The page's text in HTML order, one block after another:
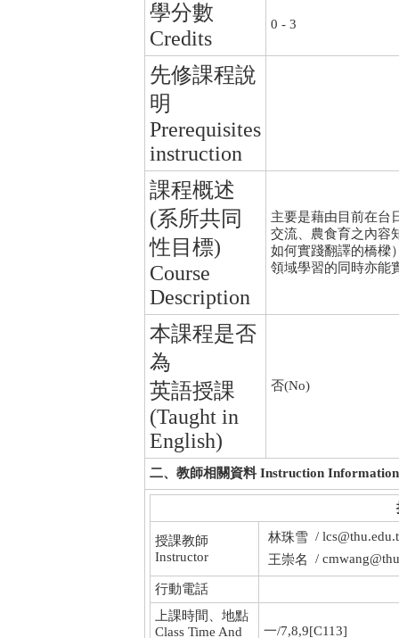
學分數
Credits
0 - 3
先修課程說
明
Prerequisites
instruction
課程概述
(系所共同
性目標)
Course
Description
主要是藉由目前在台
交流、農食育之內容
如何實踐翻譯的橋樑
領域學習的同時亦能
本課程是否
為
英語授課
(Taught in
English)
否(No)
二、教師相關資料 Instruction Information
授課教師
Instructor
林珠雪 /
王崇名
/
行動電話
上課時間、地點
Class Time And
一/7,8,9[C113]